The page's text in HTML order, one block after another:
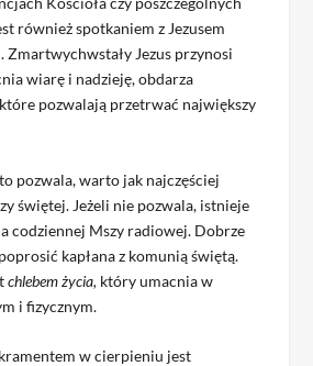
również spotkaniem z Jezusem
Zmartwychwstały Jezus przynosi
wiarę i nadzieję, obdarza
pozwalają przetrwać największy
pozwala, warto jak najczęściej
świętej. Jeżeli nie pozwala, istnieje
codziennej Mszy radiowej. Dobrze
kapłana z komunią świętą.
chlebem życia, który umacnia w
i fizycznym.
w cierpieniu jest